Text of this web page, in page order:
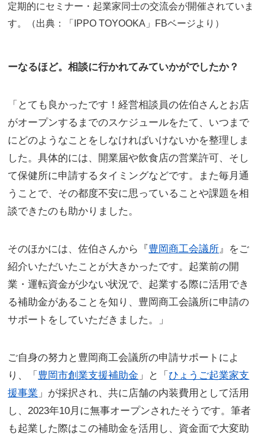
定期的にセミナー・起業家同士の交流会が開催されていま
す。（出典：「IPPO TOYOOKA」FBベージより）
ーなるほど。相談に行かれてみていかがでしたか？
「とても良かったです！経営相談員の佐伯さんとお店
がオープンするまでのスケジュールをたて、いつまで
にどのようなことをしなければいけないかを整理しま
した。具体的には、開業届や飲食店の営業許可、そし
て保健所に申請するタイミングなどです。また毎月通
うことで、その都度不安に思っていることや課題を相
談できたのも助かりました。
そのほかには、佐伯さんから『 豊岡商工会議所』をご
紹介いただいたことが大きかったです。起業前の開
業・運転資金が少ない状況で、起業する際に活用でき
る補助金があることを知り、豊岡商工会議所に申請の
サポートをしていただきました。」
ご自身の努力と豊岡商工会議所の申請サポートによ
り、「 豊岡市創業支援補助金 」と「ひょうご起業家支
援事業 」が採択され、共に店舗の内装費用として活用
し、2023年10月に無事オープンされたそうです。筆者
も起業した際はこの補助金を活用し、資金面で大変助